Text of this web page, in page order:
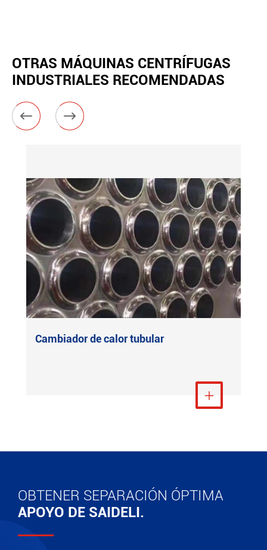
OTRAS MÁQUINAS CENTRÍFUGAS
INDUSTRIALES RECOMENDADAS
 
Cambiador de calor tubular
Ver más

OBTENER SEPARACIÓN ÓPTIMA
APOYO DE SAIDELI.